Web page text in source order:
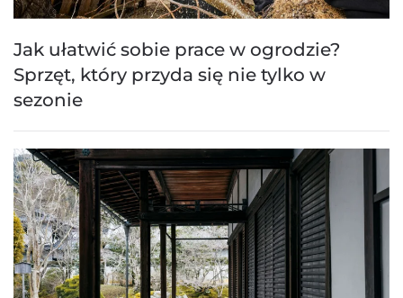
Jak ułatwić sobie prace w ogrodzie?
Sprzęt, który przyda się nie tylko w
sezonie